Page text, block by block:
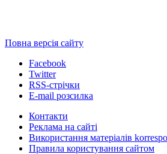
Повна версія сайту
Facebook
Twitter
RSS-стрічки
E-mail розсилка
Контакти
Реклама на сайті
Використання матеріалів
Правила користування сайтом